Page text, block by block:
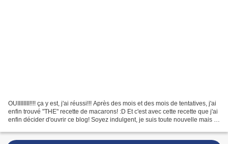
OUIIIIIIII!!!! ça y est, j'ai réussi!!! Après des mois et des mois de tentatives, j'ai
enfin trouvé "THE" recette de macarons! :D Et c'est avec cette recette que j'ai
enfin décider d'ouvrir ce blog! Soyez indulgent, je suis toute nouvelle mais je